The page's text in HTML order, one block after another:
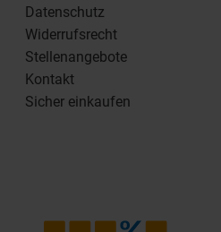
Datenschutz
Widerrufsrecht
Stellenangebote
Kontakt
Sicher einkaufen